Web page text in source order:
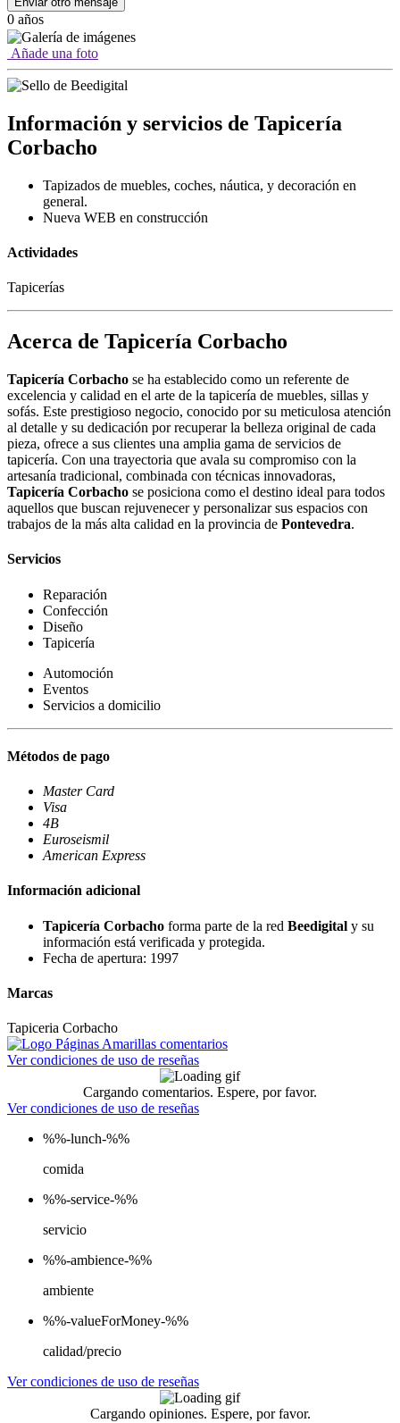
0 años
Añade una foto
Información y servicios de Tapicería
Corbacho
Tapizados de muebles, coches, náutica, y decoración en
general.
Nueva WEB en construcción
Actividades
Tapicerías
Acerca de Tapicería Corbacho
Tapicería Corbacho se ha establecido como un referente de
excelencia y calidad en el arte de la tapicería de muebles, sillas y
sofás. Este prestigioso negocio, conocido por su meticulosa atención
al detalle y su dedicación por recuperar la belleza original de cada
pieza, ofrece a sus clientes una amplia gama de servicios de
tapicería. Con una trayectoria que avala su compromiso con la
artesanía tradicional, combinada con técnicas innovadoras,
Tapicería Corbacho se posiciona como el destino ideal para todos
aquellos que buscan rejuvenecer y personalizar sus espacios con
trabajos de la más alta calidad en la provincia de Pontevedra.
Servicios
Reparación
Confección
Diseño
Tapicería
Automoción
Eventos
Servicios a domicilio
Métodos de pago
Master Card
Visa
4B
Euroseismil
American Express
Información adicional
Tapicería Corbacho forma parte de la red Beedigital y su
información está verificada y protegida.
Fecha de apertura: 1997
Marcas
Tapiceria Corbacho
Ver condiciones de uso de reseñas
Cargando comentarios. Espere, por favor.
Ver condiciones de uso de reseñas
%%-lunch-%%
comida
%%-service-%%
servicio
%%-ambience-%%
ambiente
%%-valueForMoney-%%
calidad/precio
Ver condiciones de uso de reseñas
Cargando opiniones. Espere, por favor.